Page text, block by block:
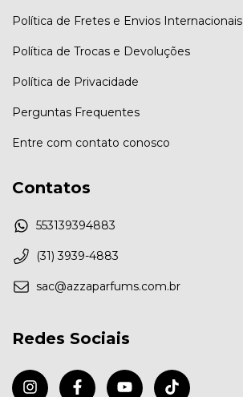
Política de Fretes e Envios Internacionais
Política de Trocas e Devoluções
Política de Privacidade
Perguntas Frequentes
Entre com contato conosco
Contatos
553139394883
(31) 3939-4883
sac@azzaparfums.com.br
Redes Sociais